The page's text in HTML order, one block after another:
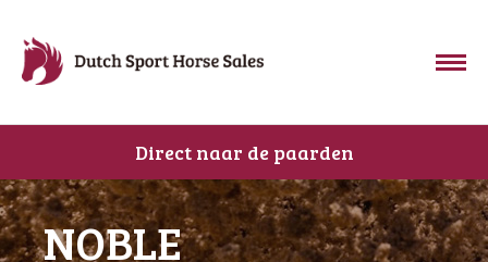
Direct naar de paarden
NOBLE